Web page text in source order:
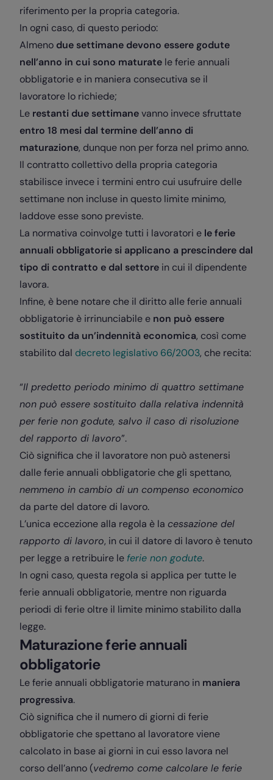
riferimento per la propria categoria.
In ogni caso, di questo periodo:
Almeno due settimane devono essere godute
nell’anno in cui sono maturate le ferie annuali
obbligatorie e in maniera consecutiva se il
lavoratore lo richiede;
Le restanti due settimanevanno invece sfruttate
entro 18 mesi dal termine dell’anno di
maturazione, dunque non per forza nel primo anno.
Il contratto collettivo della propria categoria
stabilisce invece i termini entro cui usufruire delle
settimane non incluse in questo limite minimo,
laddove esse sono previste.
La normativa coinvolge tutti i lavoratori e le ferie
annuali obbligatorie si applicano a prescindere dal
tipo di contratto e dal settore in cui il dipendente
lavora.
Infine, è bene notare che il diritto alle ferie annuali
obbligatorie è irrinunciabile e non può essere
sostituito da un’indennità economica, così come
stabilito dal decreto legislativo 66/2003, che recita:
“Il predetto periodo minimo di quattro settimane
non può essere sostituito dalla relativa indennità
per ferie non godute, salvo il caso di risoluzione
del rapporto di lavoro”.
Ciò significa che il lavoratore non può astenersi
dalle ferie annuali obbligatorie che gli spettano,
nemmeno in cambio di un compenso economico
da parte del datore di lavoro.
L’unica eccezione alla regola è la cessazione del
rapporto di lavoro, in cui il datore di lavoro è tenuto
per legge a retribuire le ferie non godute.
In ogni caso, questa regola si applica per tutte le
ferie annuali obbligatorie, mentre non riguarda
periodi di ferie oltre il limite minimo stabilito dalla
legge.
Maturazione ferie annuali
obbligatorie
Le ferie annuali obbligatorie maturano in maniera
progressiva.
Ciò significa che il numero di giorni di ferie
obbligatorie che spettano al lavoratore viene
calcolato in base ai giorni in cui esso lavora nel
corso dell’anno (vedremo come calcolare le ferie